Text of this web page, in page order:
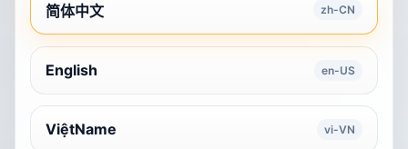
简体中文 zh-CN
English en-US
ViệtName vi-VN